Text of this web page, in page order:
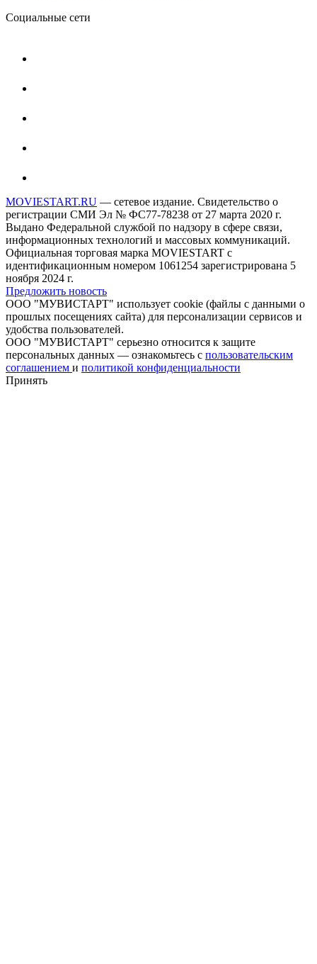
Социальные сети
MOVIESTART.RU — сетевое издание. Свидетельство о
регистрации СМИ Эл № ФС77-78238 от 27 марта 2020 г.
Выдано Федеральной службой по надзору в сфере связи,
информационных технологий и массовых коммуникаций.
Официальная торговая марка MOVIESTART с
идентификационным номером 1061254 зарегистрирована 5
ноября 2024 г.
Предложить новость
ООО "МУВИСТАРТ" использует cookie (файлы с данными о
прошлых посещениях сайта) для персонализации сервисов и
удобства пользователей.
ООО "МУВИСТАРТ" серьезно относится к защите
персональных данных — ознакомьтесь с пользовательским
соглашением и политикой конфиденциальности
Принять